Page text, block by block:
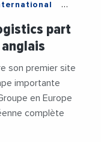
part
son premier site
importante
en Europe
complète